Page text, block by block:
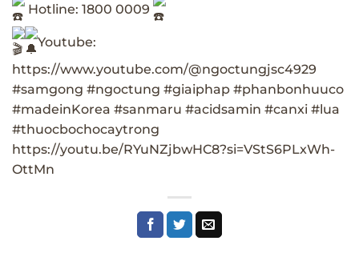
Hotline: 1800 0009
Youtube:
https://www.youtube.com/@ngoctungjsc4929
#samgong #ngoctung #giaiphap #phanbonhuuco
#madeinKorea #sanmaru #acidsamin #canxi #lua
#thuocbochocaytrong
https://youtu.be/RYuNZjbwHC8?si=VStS6PLxWh-
OttMn